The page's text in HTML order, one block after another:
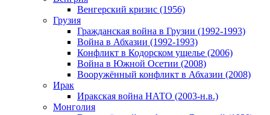
Венгерский кризис (1956)
Грузия
Гражданская война в Грузии (1992-1993)
Война в Абхазии (1992-1993)
Конфликт в Кодорском ущелье (2006)
Война в Южной Осетии (2008)
Вооружённый конфликт в Абхазии (2008)
Ирак
Иракская война НАТО (2003-н.в.)
Монголия